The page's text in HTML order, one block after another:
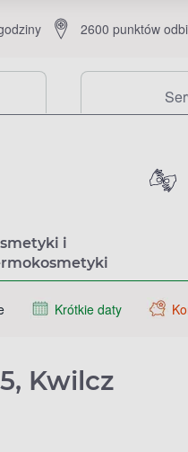
2600 punktów
i
Krótkie daty
Kwilcz